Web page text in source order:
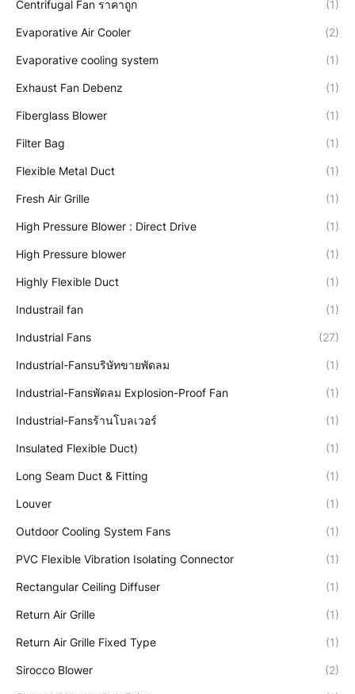
Centrifugal Fan ราคาถูก (1)
Evaporative Air Cooler (2)
Evaporative cooling system (1)
Exhaust Fan Debenz (1)
Fiberglass Blower (1)
Filter Bag (1)
Flexible Metal Duct (1)
Fresh Air Grille (1)
High Pressure Blower : Direct Drive (1)
High Pressure blower (1)
Highly Flexible Duct (1)
Industrail fan (1)
Industrial Fans (27)
Industrial-Fansบริษัทขายพัดลม (1)
Industrial-Fansพัดลม Explosion-Proof Fan (1)
Industrial-Fansร้านโบลเวอร์ (1)
Insulated Flexible Duct) (1)
Long Seam Duct & Fitting (1)
Louver (1)
Outdoor Cooling System Fans (1)
PVC Flexible Vibration Isolating Connector (1)
Rectangular Ceiling Diffuser (1)
Return Air Grille (1)
Return Air Grille Fixed Type (1)
Sirocco Blower (2)